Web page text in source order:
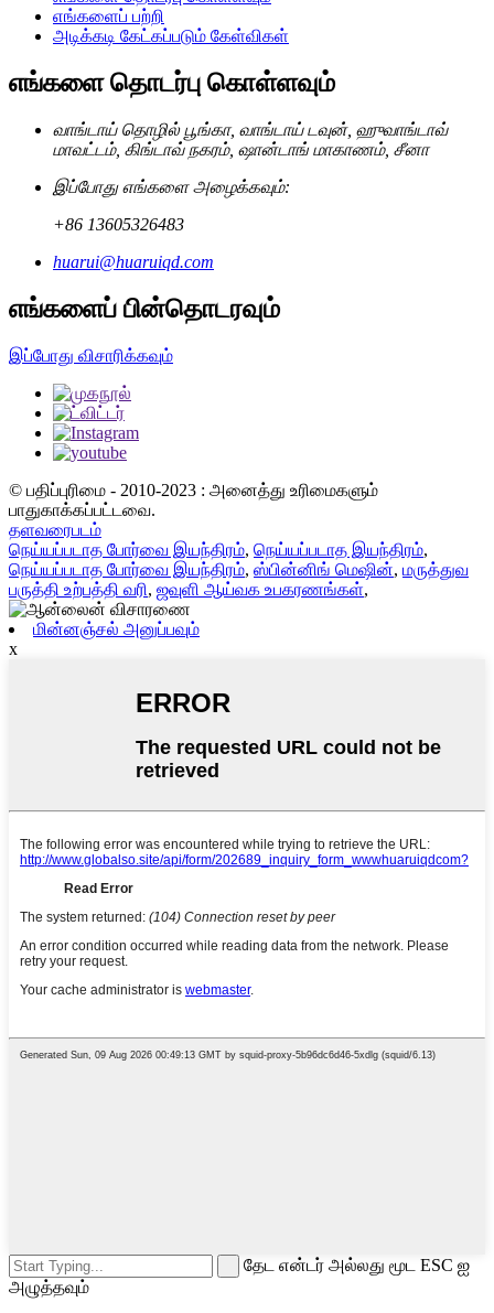
எங்களைப் பற்றி
அடிக்கடி கேட்கப்படும் கேள்விகள்
எங்களை தொடர்பு கொள்ளவும்
வாங்டாய் தொழில் பூங்கா, வாங்டாய் டவுன், ஹுவாங்டாவ்
மாவட்டம், கிங்டாவ் நகரம், ஷான்டாங் மாகாணம், சீனா
இப்போது எங்களை அழைக்கவும்:
+86 13605326483
huarui@huaruiqd.com
எங்களைப் பின்தொடரவும்
இப்போது விசாரிக்கவும்
© பதிப்புரிமை - 2010-2023 : அனைத்து உரிமைகளும்
பாதுகாக்கப்பட்டவை.
தளவரைபடம்
நெய்யப்படாத போர்வை இயந்திரம், நெய்யப்படாத இயந்திரம்,
நெய்யப்படாத போர்வை இயந்திரம், ஸ்பின்னிங் மெஷின், மருத்துவ
பருத்தி உற்பத்தி வரி, ஜவுளி ஆய்வக உபகரணங்கள்,
மின்னஞ்சல் அனுப்பவும்
x
தேட என்டர் அல்லது மூட ESC ஐ
அழுத்தவும்